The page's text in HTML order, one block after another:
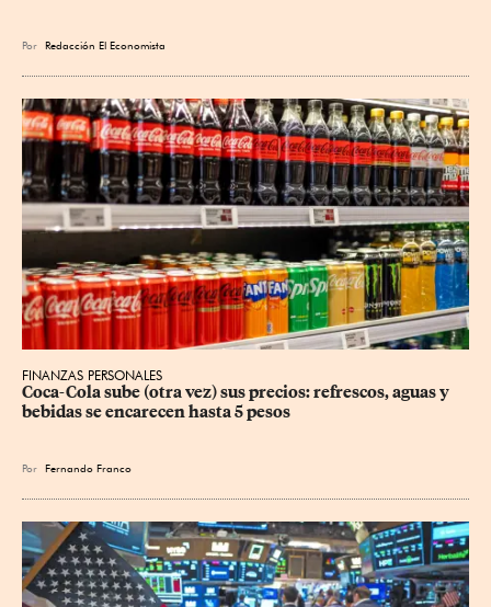
Por Redacción El Economista
FINANZAS PERSONALES
Coca-Cola sube (otra vez) sus precios: refrescos, aguas y
bebidas se encarecen hasta 5 pesos
Por Fernando Franco